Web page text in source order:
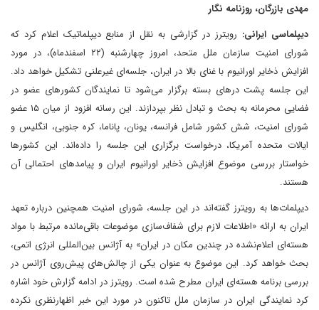
مهدی بازرگان، روزنامه نگار
دیپلماسی ایرانی: رویترز در گزارشی به نقل از منابع دیپلماتیک اعلام کرد که
شورای امنیت سازمان ملل متحد، امروز چهارشنبه (۲۲ اسفندماه)، در مورد
افزایش ذخایر اورانیوم با غنای بالا در ایران، جلسه‌ای غیرعلنی تشکیل خواهد داد.
این جلسه پشت درهای بسته برگزار می‌شود تا نمایندگان کشورهای عضو در
فضایی محرمانه به بحث و تبادل نظر بپردازند. این رسانه افزود‌ از میان ۱۵ عضو
شورای امنیت، شش کشور شامل فرانسه، یونان، پاناما، کره جنوبی، انگلیس و
ایالات متحده آمریکا، درخواست برگزاری این جلسه را داده‌اند. این کشورها
خواستار بررسی موضوع افزایش ذخایر اورانیوم ایران و پیامدهای احتمالی آن
هستند.
دیپلمات‌ها به رویترز گفته‌اند‌ در این جلسه، شورای امنیت همچنین درباره تعهد
ایران به ارائه «اطلاعات لازم برای شفاف‌سازی موضوعات باقی‌مانده مرتبط با مواد
هسته‌ای اعلام‌نشده در چندین مکان در ایران» به آژانس بین‌المللی انرژی اتمی،
بحث خواهد کرد. این موضوع به عنوان یکی از چالش‌های پیش‌روی آژانس در
بررسی برنامه هسته‌ای ایران مطرح شده است. رویترز در ادامه گزارش خود اشاره
کرد‌ نمایندگی ایران در سازمان ملل تاکنون در مورد این خبر اظهارنظری نکرده